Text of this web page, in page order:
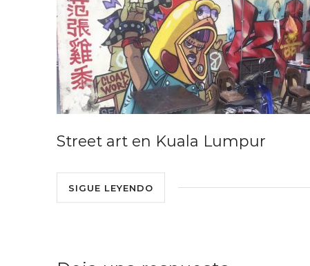
Street art en Kuala Lumpur
SIGUE LEYENDO